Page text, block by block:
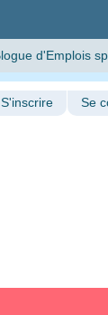
d'Emplois
S'inscrire Se